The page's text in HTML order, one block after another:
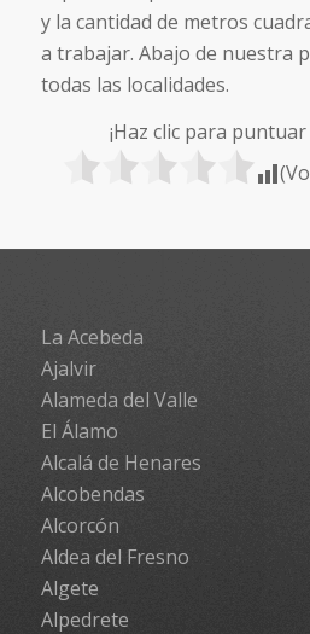
y la cantidad de metros
a trabajar. Abajo de nuestra
todas las localidades.
¡Haz clic para
La Acebeda
Ajalvir
Alameda del Valle
El Álamo
Alcalá de Henares
Alcobendas
Alcorcón
Aldea del Fresno
Algete
Alpedrete